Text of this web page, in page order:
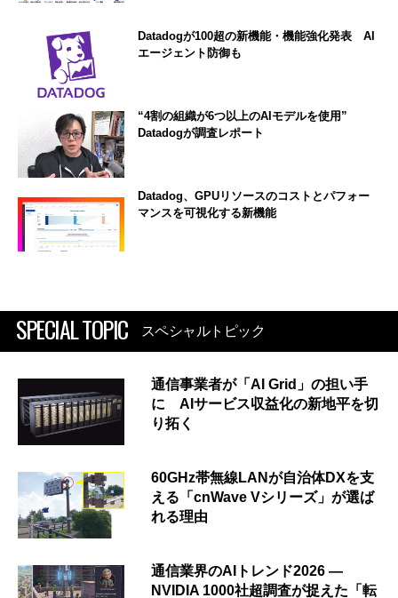
Datadogが100超の新機能・機能強化発表 AI
エージェント防御も
“4割の組織が6つ以上のAIモデルを使用”
Datadogが調査レポート
Datadog、GPUリソースのコストとパフォー
マンスを可視化する新機能
SPECIAL TOPIC スペシャルトピック
通信事業者が「AI Grid」の担い手
に AIサービス収益化の新地平を切
り拓く
60GHz帯無線LANが自治体DXを支
える「cnWave Vシリーズ」が選ば
れる理由
通信業界のAIトレンド2026 ―
NVIDIA 1000社超調査が捉えた「転